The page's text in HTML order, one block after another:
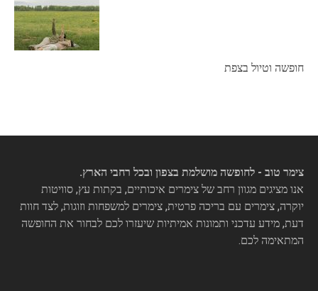
חופשה וטיול בצפת
צימר טוב - לחופשה מושלמת בצפון ובכל רחבי הארץ.
אנו מציגים מגוון רחב של צימרים איכותיים, בקתות עץ, סוויטות
יוקרה, צימרים עם בריכה פרטית, צימרים למשפחות וזוגות, לצד חוות
דעת, מידע עדכני ותמונות אמיתיות שיעזרו לכם לבחור את החופשה
המתאימה לכם.